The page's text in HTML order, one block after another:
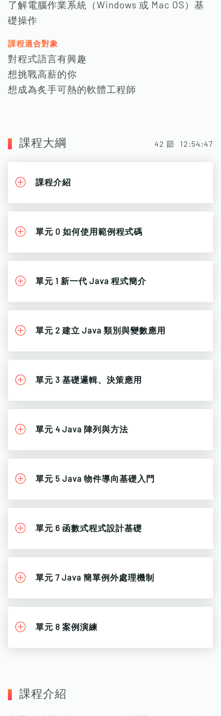
了解電腦作業系統（Windows 或 Mac OS）基
礎操作
課程適合對象
對程式語言有興趣
想挑戰高薪的你
想成為炙手可熱的軟體工程師
課程大綱 42 節 12:54:47
課程介紹
單元 0 如何使用範例程式碼
單元 1 新一代 Java 程式簡介
單元 2 建立 Java 類別與變數應用
單元 3 基礎邏輯、決策應用
單元 4 Java 陣列與方法
單元 5 Java 物件導向基礎入門
單元 6 函數式程式設計基礎
單元 7 Java 簡單例外處理機制
單元 8 案例演練
課程介紹